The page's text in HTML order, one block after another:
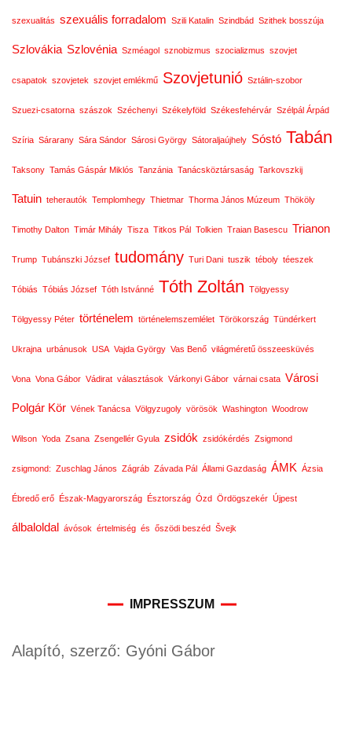
szexualitás szexuális forradalom Szili Katalin Szindbád Szithek bosszúja
Szlovákia Szlovénia Szméagol sznobizmus szocializmus szovjet
csapatok szovjetek szovjet emlékmű Szovjetunió Sztálin-szobor
Szuezi-csatorna szászok Széchenyi Székelyföld Székesfehérvár Szélpál Árpád
Szíria Sárarany Sára Sándor Sárosi György Sátoraljaújhely Sóstó Tabán
Taksony Tamás Gáspár Miklós Tanzánia Tanácsköztársaság Tarkovszkij
Tatuin teherautók Templomhegy Thietmar Thorma János Múzeum Thököly
Timothy Dalton Timár Mihály Tisza Titkos Pál Tolkien Traian Basescu Trianon
Trump Tubánszki József tudomány Turi Dani tuszik téboly téeszek
Tóbiás Tóbiás József Tóth Istvánné Tóth Zoltán Tölgyessy
Tölgyessy Péter történelem történelemszemlélet Törökország Tündérkert
Ukrajna urbánusok USA Vajda György Vas Benő világméretű összeesküvés
Vona Vona Gábor Vádirat választások Várkonyi Gábor várnai csata Városi
Polgár Kör Vének Tanácsa Völgyzugoly vörösök Washington Woodrow
Wilson Yoda Zsana Zsengellér Gyula zsidók zsidókérdés Zsigmond
zsigmond: Zuschlag János Zágráb Závada Pál Állami Gazdaság ÁMK Ázsia
Ébredő erő Észak-Magyarország Észtország Ózd Ördögszekér Újpest
álbaloldal ávósok értelmiség és őszödi beszéd Švejk
IMPRESSZUM
Alapító, szerző: Gyóni Gábor